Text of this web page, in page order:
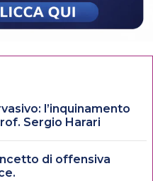
l’inquinamento
Sergio Harari
di offensiva